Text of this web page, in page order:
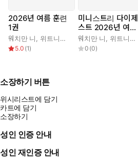
2026년 여름 훈련
1권
워치만 니 위트니스 리
5.0 (1)
미니스트리 다이제
스트 2026년 여름
훈련 1권
워치만 니 위트니스 리
0 (0)
소장하기 버튼
위시리스트에 담기
카트에 담기
소장하기
성인 인증 안내
성인 재인증 안내